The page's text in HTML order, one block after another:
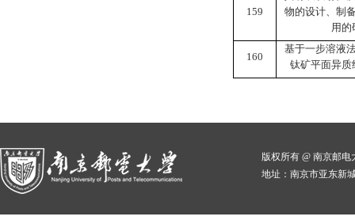
159
物的设计、制
用的
160
基于一步溶液
钛矿平面异质
版权所有 @ 南京邮
地址：南京市亚东新